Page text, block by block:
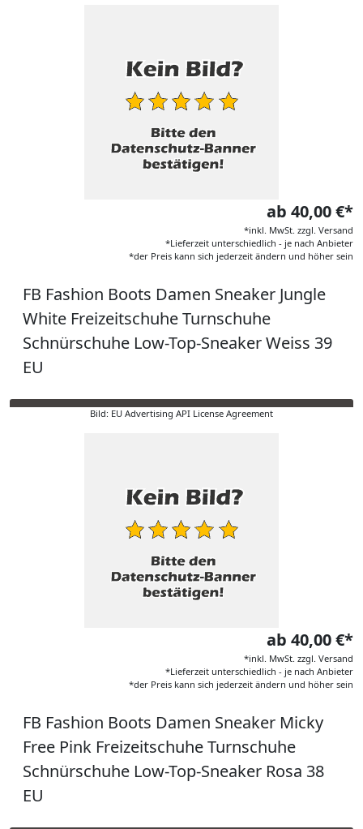
ab 40,00 €*
*inkl. MwSt. zzgl. Versand
*Lieferzeit unterschiedlich - je nach Anbieter
*der Preis kann sich jederzeit ändern und höher sein
FB Fashion Boots Damen Sneaker Jungle
White Freizeitschuhe Turnschuhe
Schnürschuhe Low-Top-Sneaker Weiss 39
EU
Bild: EU Advertising API License Agreement
ab 40,00 €*
*inkl. MwSt. zzgl. Versand
*Lieferzeit unterschiedlich - je nach Anbieter
*der Preis kann sich jederzeit ändern und höher sein
FB Fashion Boots Damen Sneaker Micky
Free Pink Freizeitschuhe Turnschuhe
Schnürschuhe Low-Top-Sneaker Rosa 38
EU